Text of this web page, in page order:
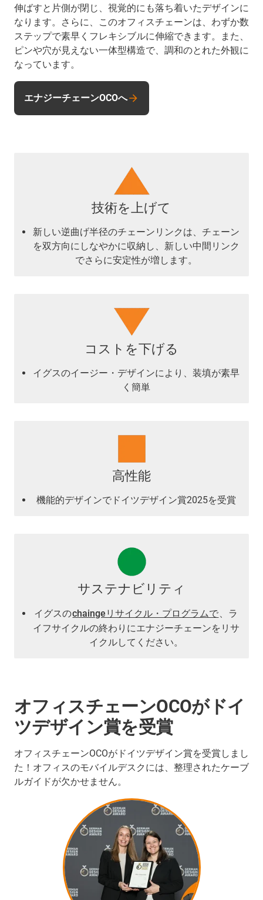
伸ばすと片側が閉じ、視覚的にも落ち着いたデザインに
なります。さらに、このオフィスチェーンは、わずか数
ステップで素早くフレキシブルに伸縮できます。また、
ピンや穴が見えない一体型構造で、調和のとれた外観に
なっています。
エナジーチェーンOCOへ
技術を上げて
新しい逆曲げ半径のチェーンリンクは、チェーン
を双方向にしなやかに収納し、新しい中間リンク
でさらに安定性が増します。
コストを下げる
イグスのイージー・デザインにより、装填が素早
く簡単
高性能
機能的デザインでドイツデザイン賞2025を受賞
サステナビリティ
イグスのchaingeリサイクル・プログラムで、ラ
イフサイクルの終わりにエナジーチェーンをリサ
イクルしてください。
オフィスチェーンOCOがドイ
ツデザイン賞を受賞
オフィスチェーンOCOがドイツデザイン賞を受賞しまし
た！オフィスのモバイルデスクには、整理されたケーブ
ルガイドが欠かせません。